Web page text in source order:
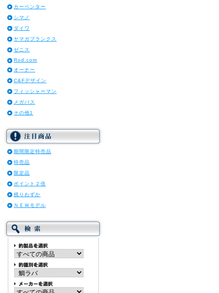
カーペンター
シマノ
ダイワ
ヤマガブランクス
ゼニス
Rod.com
オーナー
C&Fデザイン
フィッシャーマン
メガバス
その他1
期間限定特売品
特売品
限定品
ポイント２倍
残りわずか
ＮＥＷモデル